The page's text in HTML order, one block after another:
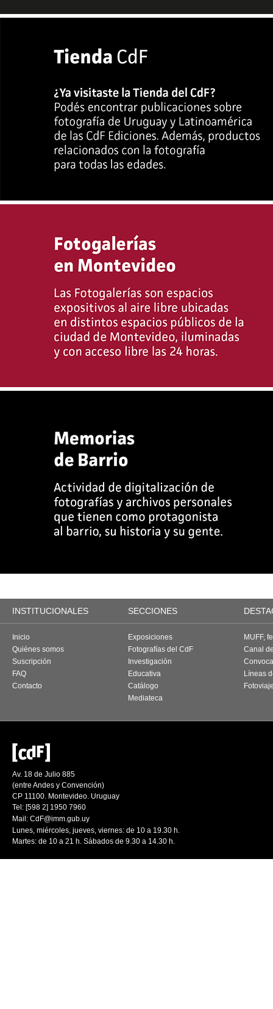
INSTITUCIONALES SECCIONES
Inicio
Quiénes somos
Suscripción
FAQ
Contacto
Exposiciones
Fotografías del CdF
Investigación
Educativa
Catálogo
Mediateca
MUFF,
Canal
Líneas
Av. 18 de Julio 885
(entre Andes y Convención)
CP 11100. Montevideo. Uruguay
Tel: [598 2] 1950 7960
Mail: CdF@imm.gub.uy
Lunes, miércoles, jueves, viernes: de 10 a 19.30 h.
Martes: de 10 a 21 h. Sábados de 9.30 a 14.30 h.